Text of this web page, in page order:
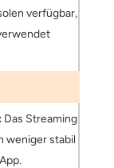
verfügbar,
Das Streaming
weniger stabil